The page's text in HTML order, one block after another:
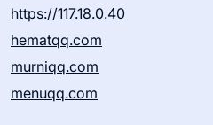
https://117.18.0.40
hematqq.com
murniqq.com
menuqq.com